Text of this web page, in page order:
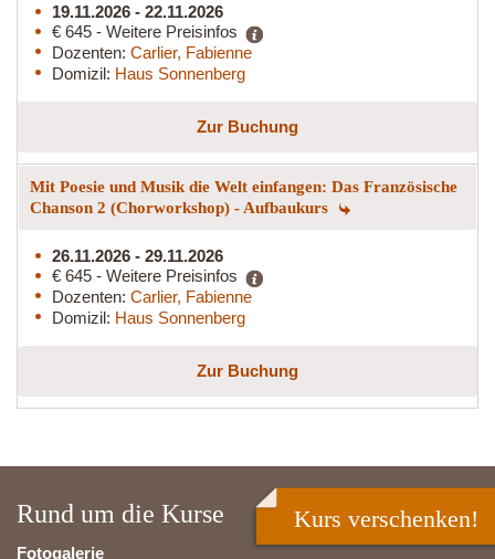
19.11.2026 - 22.11.2026
€ 645 - Weitere Preisinfos
Dozenten: Carlier, Fabienne
Domizil: Haus Sonnenberg
Zur Buchung
Mit Poesie und Musik die Welt einfangen: Das Französische
Chanson 2 (Chorworkshop) - Aufbaukurs
26.11.2026 - 29.11.2026
€ 645 - Weitere Preisinfos
Dozenten: Carlier, Fabienne
Domizil: Haus Sonnenberg
Zur Buchung
Rund um die Kurse
Fotogalerie
Kurs verschenken!